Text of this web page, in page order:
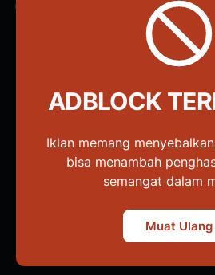
dengan mengikuti gambar di
ADBLOCK
Iklan memang
bisa menambah
semangat dalam
Muat Ulang